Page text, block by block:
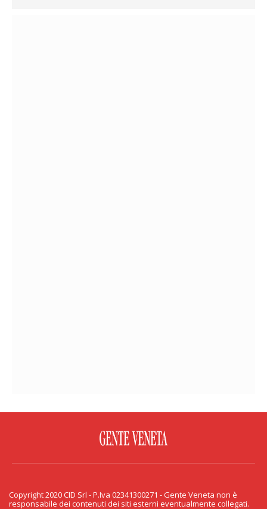
PRIVACY & COOKIE
Copyright 2020 CID Srl - P.Iva 02341300271 - Gente Veneta non è
responsabile dei contenuti dei siti esterni eventualmente collegati.